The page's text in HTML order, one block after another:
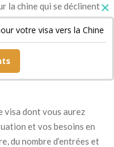
la chine qui se déclinent
souhaitez rester, du
prévoyez de faire mais
souhaitez vous rendre
étudiantes
dont vous aurez
et vos besoins en
du nombre d’entrées et
votre visa vers la Chine